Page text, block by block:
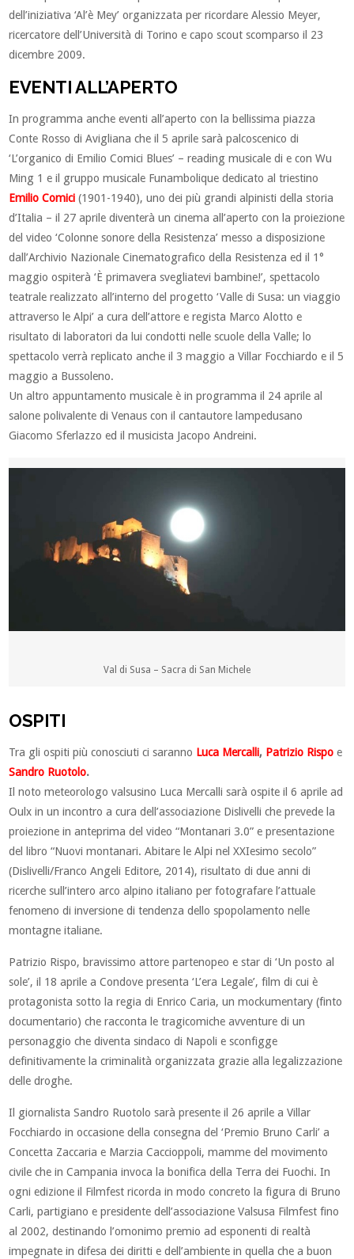
dell’iniziativa ‘Al’è Mey’ organizzata per ricordare Alessio Meyer,
ricercatore dell’Università di Torino e capo scout scomparso il 23
dicembre 2009.
EVENTI ALL’APERTO
In programma anche eventi all’aperto con la bellissima piazza
Conte Rosso di Avigliana che il 5 aprile sarà palcoscenico di
‘L’organico di Emilio Comici Blues’ – reading musicale di e con Wu
Ming 1 e il gruppo musicale Funambolique dedicato al triestino
Emilio Comici (1901-1940), uno dei più grandi alpinisti della storia
d’Italia – il 27 aprile diventerà un cinema all’aperto con la proiezione
del video ‘Colonne sonore della Resistenza’ messo a disposizione
dall’Archivio Nazionale Cinematografico della Resistenza ed il 1°
maggio ospiterà ‘È primavera svegliatevi bambine!’, spettacolo
teatrale realizzato all’interno del progetto ‘Valle di Susa: un viaggio
attraverso le Alpi’ a cura dell’attore e regista Marco Alotto e
risultato di laboratori da lui condotti nelle scuole della Valle; lo
spettacolo verrà replicato anche il 3 maggio a Villar Focchiardo e il 5
maggio a Bussoleno.
Un altro appuntamento musicale è in programma il 24 aprile al
salone polivalente di Venaus con il cantautore lampedusano
Giacomo Sferlazzo ed il musicista Jacopo Andreini.
Val di Susa – Sacra di San Michele
OSPITI
Tra gli ospiti più conosciuti ci saranno Luca Mercalli, Patrizio Rispoe
Sandro Ruotolo.
Il noto meteorologo valsusino Luca Mercalli sarà ospite il 6 aprile ad
Oulx in un incontro a cura dell’associazione Dislivelli che prevede la
proiezione in anteprima del video “Montanari 3.0” e presentazione
del libro “Nuovi montanari. Abitare le Alpi nel XXIesimo secolo”
(Dislivelli/Franco Angeli Editore, 2014), risultato di due anni di
ricerche sull’intero arco alpino italiano per fotografare l’attuale
fenomeno di inversione di tendenza dello spopolamento nelle
montagne italiane.
Patrizio Rispo, bravissimo attore partenopeo e star di ‘Un posto al
sole’, il 18 aprile a Condove presenta ‘L’era Legale’, film di cui è
protagonista sotto la regia di Enrico Caria, un mockumentary (finto
documentario) che racconta le tragicomiche avventure di un
personaggio che diventa sindaco di Napoli e sconfigge
definitivamente la criminalità organizzata grazie alla legalizzazione
delle droghe.
Il giornalista Sandro Ruotolo sarà presente il 26 aprile a Villar
Focchiardo in occasione della consegna del ‘Premio Bruno Carli’ a
Concetta Zaccaria e Marzia Caccioppoli, mamme del movimento
civile che in Campania invoca la bonifica della Terra dei Fuochi. In
ogni edizione il Filmfest ricorda in modo concreto la figura di Bruno
Carli, partigiano e presidente dell’associazione Valsusa Filmfest fino
al 2002, destinando l’omonimo premio ad esponenti di realtà
impegnate in difesa dei diritti e dell’ambiente in quella che a buon